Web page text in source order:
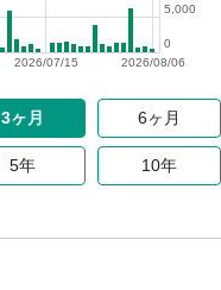
2026/08/06
2026/07/15
0
5,000
3ヶ月 6ヶ月
5年 10年